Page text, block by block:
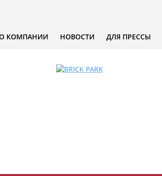
КОМПАНИИ НОВОСТИ ДЛЯ ПРЕССЫ